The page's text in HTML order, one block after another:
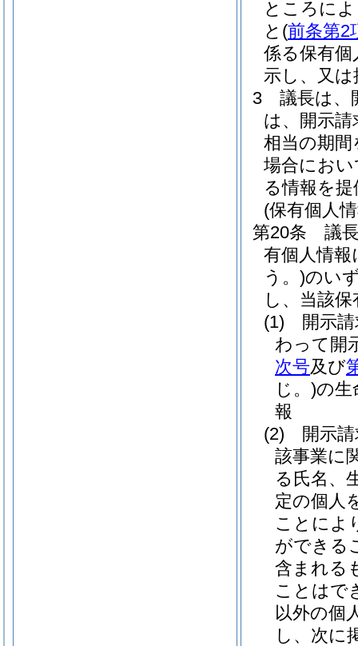
ところに
と (前条第2
係る保有
示し、又
3
議長は、
は、開示
相当の期
場合にお
る情報を
(保有個人
第20条
議
有個人情報
う。)のい
し、当該
(1)
開示
わって開
次号及び
じ。)の生
報
(2)
開示
該事業に
る氏名、
定の個人
ことによ
ができる
含まれる
ことはで
以外の個
し、次に